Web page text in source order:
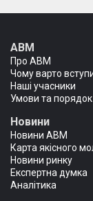
АВМ
Про АВМ
Чому варто
Наші учасники
Умови та
Новини
Новини АВМ
Карта якісного
Новини ринку
Експертна думка
Аналітика